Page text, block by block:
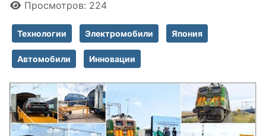
Просмотров: 224
Технологии Электромобили Япония
Автомобили Инновации